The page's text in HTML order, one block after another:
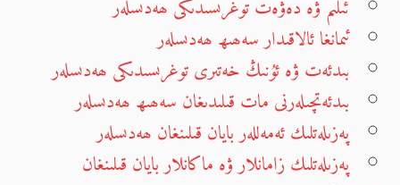
ئىلىم ۋە دەۋەت توغرىسىدىكى ھەدىسلەر
ئىمانغا ئالاقىدار سەھىھ ھەدىسلەر
بىدئەت ۋە ئۇنىڭ خەتىرى توغرىسىدىكى ھەدىسلەر
بىدئەتچىلەرنى مات قىلىدىغان سەھىھ ھەدىسلەر
پەزىلەتلىك ئەمەللەر بايان قىلىنغان ھەدىسلەر
پەزىلەتلىك زامانلار ۋە ماكانلار بايان قىلىنغان